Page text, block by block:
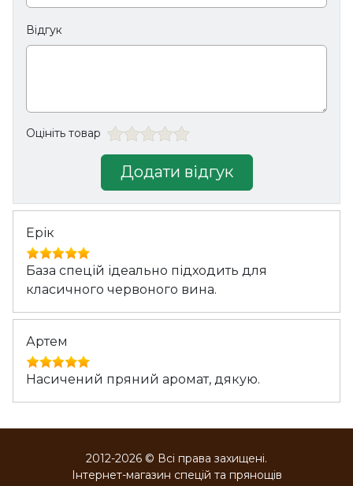
Відгук
Оцініть товар
Додати відгук
Ерік
База спецій ідеально підходить для
класичного червоного вина.
Артем
Насичений пряний аромат, дякую.
2012-2026 © Всі права захищені.
Інтернет-магазин спецій та прянощів